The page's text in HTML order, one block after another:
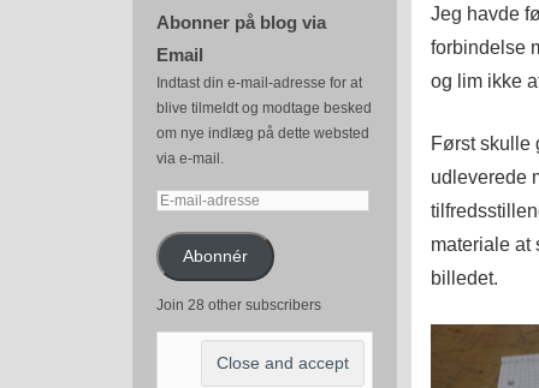
Abonner på blog via
Email
Indtast din e-mail-adresse for at
blive tilmeldt og modtage besked
om nye indlæg på dette websted
via e-mail.
E-
adresseAbonnér
Join 28 other subscribers
Jeg havde
forbindelse
og lim ikke
Først skulle
udleverede
materiale at
billedet.